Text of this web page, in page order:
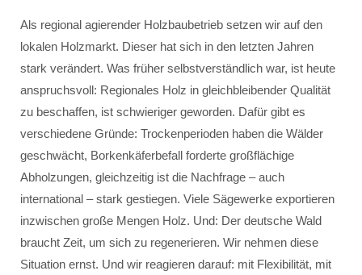
Als regional agierender Holzbaubetrieb setzen wir auf den
lokalen Holzmarkt. Dieser hat sich in den letzten Jahren
stark verändert. Was früher selbstverständlich war, ist heute
anspruchsvoll: Regionales Holz in gleichbleibender Qualität
zu beschaffen, ist schwieriger geworden. Dafür gibt es
verschiedene Gründe: Trockenperioden haben die Wälder
geschwächt, Borkenkäferbefall forderte großflächige
Abholzungen, gleichzeitig ist die Nachfrage – auch
international – stark gestiegen. Viele Sägewerke exportieren
inzwischen große Mengen Holz. Und: Der deutsche Wald
braucht Zeit, um sich zu regenerieren. Wir nehmen diese
Situation ernst. Und wir reagieren darauf: mit Flexibilität, mit